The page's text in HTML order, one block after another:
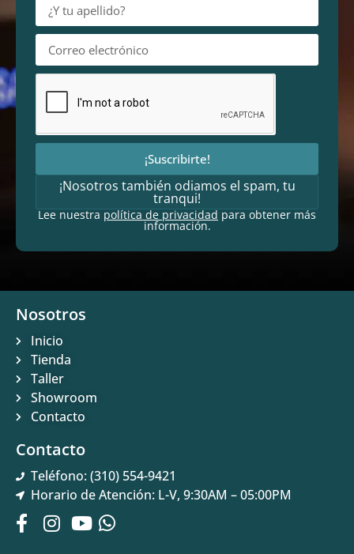
¡Suscribirte!
¡Nosotros también odiamos el spam, tu
tranqui!
Lee nuestra política de privacidad para obtener más
información.
Nosotros
Inicio
Tienda
Taller
Showroom
Contacto
Contacto
Teléfono: (310) 554-9421
Horario de Atención: L-V, 9:30AM – 05:00PM